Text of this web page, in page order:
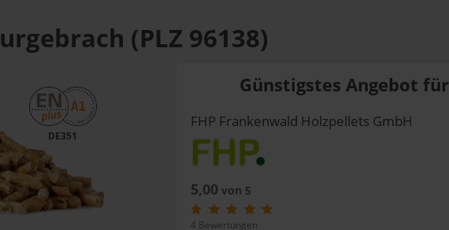
(PLZ 96138)
DE351
Günstigstes Angebot für
FHP Frankenwald Holzpellets GmbH
5,00 von 5
4 Bewertungen